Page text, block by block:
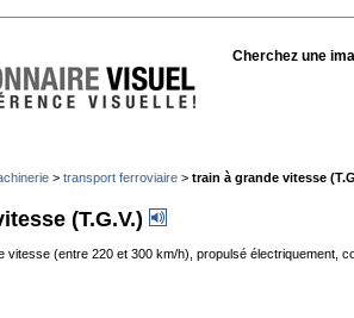
Cherchez une
> transport ferroviaire > train à grande vitesse
(T.G.V.)
vitesse (entre 220 et 300 km/h), propulsé électriquement,